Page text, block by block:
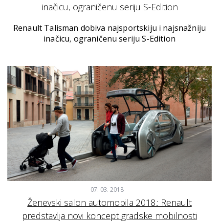
inačicu, ograničenu seriju S-Edition
Renault Talisman dobiva najsportskiju i najsnažniju
inačicu, ograničenu seriju S-Edition
07. 03. 2018
Ženevski salon automobila 2018.: Renault
predstavlja novi koncept gradske mobilnosti